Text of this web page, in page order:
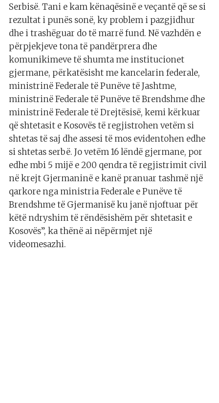
Serbisë. Tani e kam kënaqësinë e veçantë që se si
rezultat i punës sonë, ky problem i pazgjidhur
dhe i trashëguar do të marrë fund. Në vazhdën e
përpjekjeve tona të pandërprera dhe
komunikimeve të shumta me institucionet
gjermane, përkatësisht me kancelarin federale,
ministrinë Federale të Punëve të Jashtme,
ministrinë Federale të Punëve të Brendshme dhe
ministrinë Federale të Drejtësisë, kemi kërkuar
që shtetasit e Kosovës të regjistrohen vetëm si
shtetas të saj dhe assesi të mos evidentohen edhe
si shtetas serbë. Jo vetëm 16 lëndë gjermane, por
edhe mbi 5 mijë e 200 qendra të regjistrimit civil
në krejt Gjermaninë e kanë pranuar tashmë një
qarkore nga ministria Federale e Punëve të
Brendshme të Gjermanisë ku janë njoftuar për
këtë ndryshim të rëndësishëm për shtetasit e
Kosovës”, ka thënë ai nëpërmjet një
videomesazhi.